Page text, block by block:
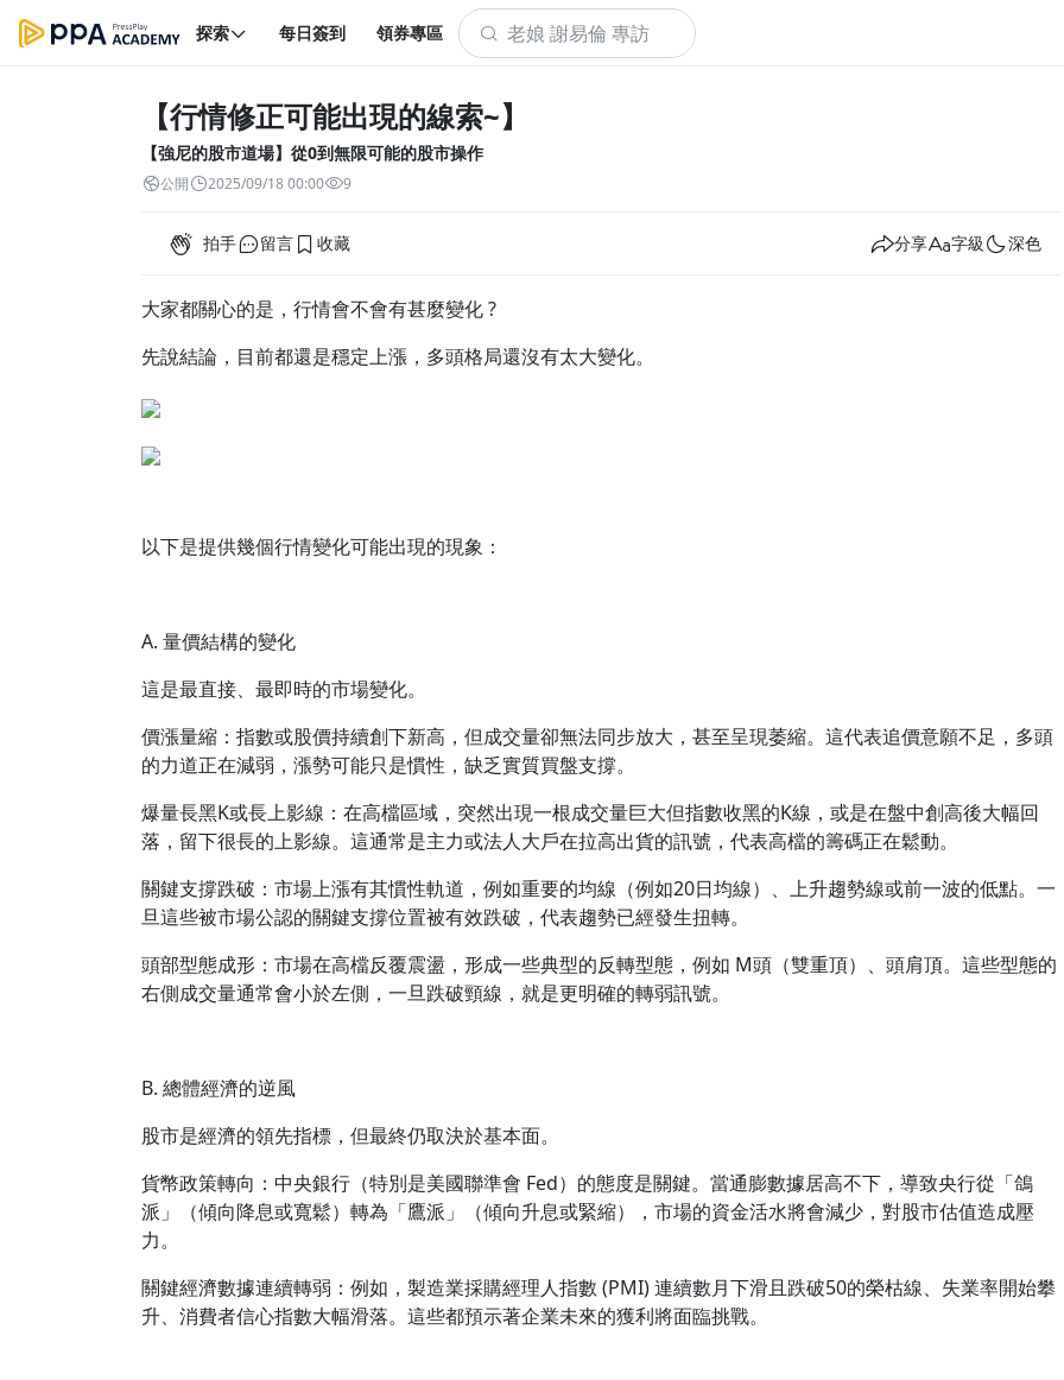
探索 每日簽到 領券專區
【行情修正可能出現的線索~】
【強尼的股市道場】從0到無限可能的股市操作
公開 2025/09/18 00:00 9
拍手 留言 收藏 分享 字級 深色
大家都關心的是，行情會不會有甚麼變化 ?
先說結論，目前都還是穩定上漲，多頭格局還沒有太大變化。
以下是提供幾個行情變化可能出現的現象：
A. 量價結構的變化
這是最直接、最即時的市場變化。
價漲量縮：指數或股價持續創下新高，但成交量卻無法同步放大，甚至呈現萎縮。這代表追價意願不足，多頭
的力道正在減弱，漲勢可能只是慣性，缺乏實質買盤支撐。
爆量長黑K或長上影線：在高檔區域，突然出現一根成交量巨大但指數收黑的K線，或是在盤中創高後大幅回
落，留下很長的上影線。這通常是主力或法人大戶在拉高出貨的訊號，代表高檔的籌碼正在鬆動。
關鍵支撐跌破：市場上漲有其慣性軌道，例如重要的均線（例如20日均線）、上升趨勢線或前一波的低點。一
旦這些被市場公認的關鍵支撐位置被有效跌破，代表趨勢已經發生扭轉。
頭部型態成形：市場在高檔反覆震盪，形成一些典型的反轉型態，例如 M頭（雙重頂）、頭肩頂。這些型態的
右側成交量通常會小於左側，一旦跌破頸線，就是更明確的轉弱訊號。
B. 總體經濟的逆風
股市是經濟的領先指標，但最終仍取決於基本面。
貨幣政策轉向：中央銀行（特別是美國聯準會 Fed）的態度是關鍵。當通膨數據居高不下，導致央行從「鴿
派」（傾向降息或寬鬆）轉為「鷹派」（傾向升息或緊縮），市場的資金活水將會減少，對股市估值造成壓
力。
關鍵經濟數據連續轉弱：例如，製造業採購經理人指數 (PMI) 連續數月下滑且跌破50的榮枯線、失業率開始攀
升、消費者信心指數大幅滑落。這些都預示著企業未來的獲利將面臨挑戰。